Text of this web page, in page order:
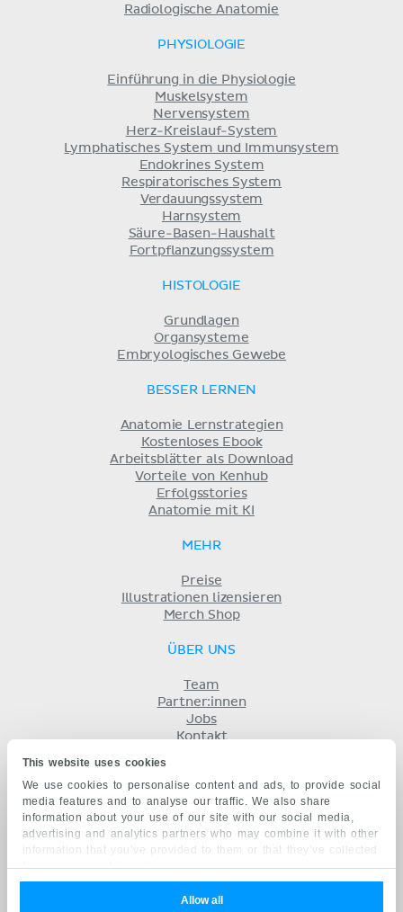
This website uses cookies
We use cookies to personalise content and ads, to provide social
media features and to analyse our traffic. We also share
information about your use of our site with our social media,
advertising and analytics partners who may combine it with other
information that you’ve provided to them or that they’ve collected
from your use of their services.
Allow all
Radiologische Anatomie
PHYSIOLOGIE
Einführung in die Physiologie
Muskelsystem
Nervensystem
Herz-Kreislauf-System
Lymphatisches System und Immunsystem
Endokrines System
Respiratorisches System
Verdauungssystem
Harnsystem
Säure-Basen-Haushalt
Fortpflanzungssystem
HISTOLOGIE
Grundlagen
Organsysteme
Embryologisches Gewebe
BESSER LERNEN
Anatomie Lernstrategien
Kostenloses Ebook
Arbeitsblätter als Download
Vorteile von Kenhub
Erfolgsstories
Anatomie mit KI
MEHR
Preise
Illustrationen lizensieren
Merch Shop
ÜBER UNS
Team
Partner:innen
Jobs
Kontakt
Geschäftsbedingungen
Datenschutz
KENHUB AUF...
English
русский